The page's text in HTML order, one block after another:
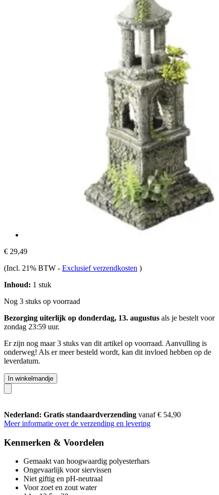
€ 29,49
(Incl. 21% BTW - Exclusief verzendkosten )
Inhoud: 1 stuk
Nog 3 stuks op voorraad
Bezorging uiterlijk op donderdag, 13. augustus als je bestelt voor
zondag 23:59 uur.
Er zijn nog maar 3 stuks van dit artikel op voorraad. Aanvulling is
onderweg! Als er meer besteld wordt, kan dit invloed hebben op de
leverdatum.
In winkelmandje
Nederland: Gratis standaardverzending vanaf € 54,90
Meer informatie over de verzending en levering
Kenmerken & Voordelen
Gemaakt van hoogwaardig polyesterhars
Ongevaarlijk voor siervissen
Niet giftig en pH-neutraal
Voor zoet en zout water